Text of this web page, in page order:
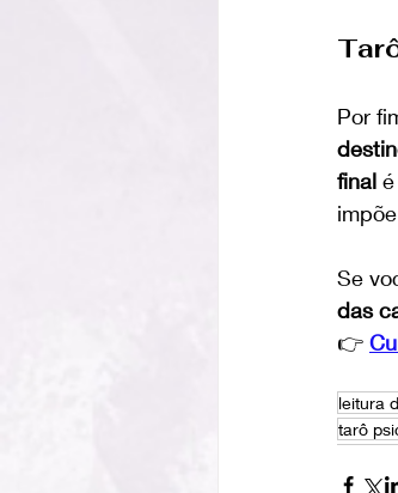
Por
final
Se
das
👉
leitura
tarô